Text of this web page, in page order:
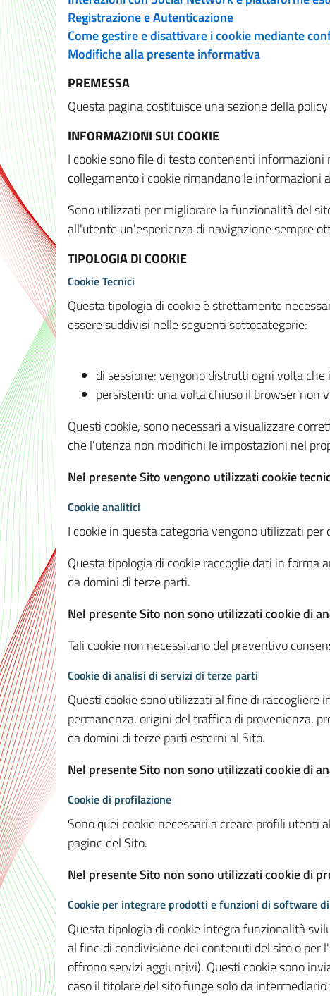
Registrazione e Autenticazione
Come gestire e disattivare i cookie mediante
Modifiche alla presente informativa
PREMESSA
Questa pagina costituisce una sezione della
INFORMAZIONI SUI COOKIE
I cookie sono file di testo contenenti
collegamento i cookie rimandano le informazioni
Sono utilizzati per migliorare la funzionalità del
all'utente un'esperienza di navigazione sempre
TIPOLOGIA DI COOKIE
Cookie Tecnici
Questa tipologia di cookie è strettamente
essere suddivisi nelle seguenti sottocategorie:
di sessione: vengono distrutti ogni volta
persistenti: una volta chiuso il browser non
Questi cookie, sono necessari a visualizzare
che l'utenza non modifichi le impostazioni nel
Nel presente Sito vengono utilizzati cookie
Cookie analitici
I cookie in questa categoria vengono utilizzati
Questa tipologia di cookie raccoglie dati in
da domini di terze parti.
Nel presente Sito non sono utilizzati cookie di
Tali cookie non necessitano del preventivo
Cookie di analisi di servizi di terze parti
Questi cookie sono utilizzati al fine di raccogliere
permanenza, origini del traffico di provenienza,
da domini di terze parti esterni al Sito.
Nel presente Sito non sono utilizzati cookie di
Cookie di profilazione
Sono quei cookie necessari a creare profili
pagine del Sito.
Nel presente Sito non sono utilizzati cookie di
Cookie per integrare prodotti e funzioni di software
Questa tipologia di cookie integra funzionalità
al fine di condivisione dei contenuti del sito o
offrono servizi aggiuntivi). Questi cookie sono
caso il titolare del sito funge solo da